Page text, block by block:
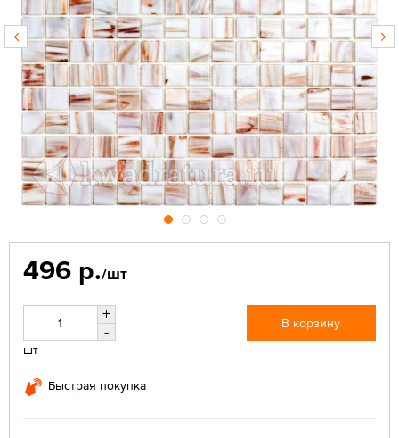
496 р./шт
+
-
шт
В корзину
Быстрая покупка